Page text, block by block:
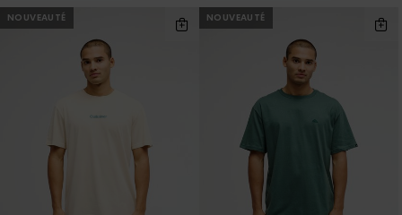
NOUVEAUTÉ
NOUVEAUTÉ